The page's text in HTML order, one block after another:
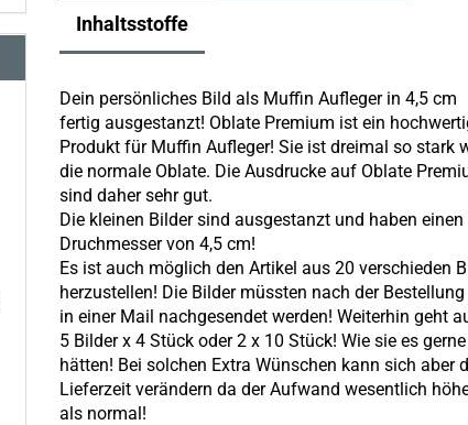
Inhaltsstoffe
Dein persönliches Bild als Muffin Aufleger in 4,5 cm
fertig ausgestanzt! Oblate Premium ist ein
Produkt für Muffin Aufleger! Sie ist dreimal so stark
die normale Oblate. Die Ausdrucke auf Oblate
sind daher sehr gut.
Die kleinen Bilder sind ausgestanzt und haben einen
Druchmesser von 4,5 cm!
Es ist auch möglich den Artikel aus 20 verschieden
herzustellen! Die Bilder müssten nach der
in einer Mail nachgesendet werden! Weiterhin geht
5 Bilder x 4 Stück oder 2 x 10 Stück! Wie sie es gerne
hätten! Bei solchen Extra Wünschen kann sich aber
Lieferzeit verändern da der Aufwand wesentlich
als normal!